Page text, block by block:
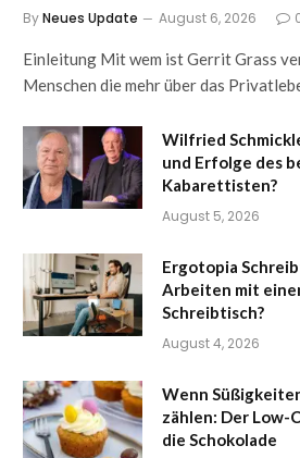
ByNeues Update August 6, 2026
Einleitung Mit wem ist Gerrit Grass
Menschen die mehr über das
Wilfried
und Erfolge des
Kabarettisten?
August 5, 2026
Ergotopia
Arbeiten mit
Schreibtisch?
August 4, 2026
Wenn
zählen: Der Low-
die Schokolade